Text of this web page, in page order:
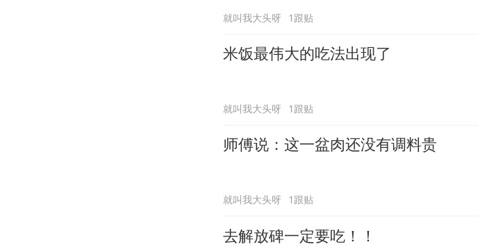
就叫我大头呀 1跟贴
米饭最伟大的吃法出现了
就叫我大头呀 1跟贴
师傅说：这一盆肉还没有调料贵
就叫我大头呀 1跟贴
去解放碑一定要吃！！